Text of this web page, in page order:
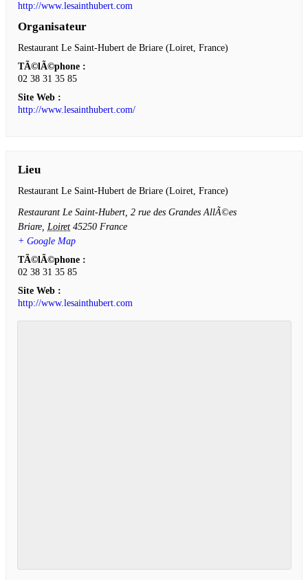
http://www.lesainthubert.com
Organisateur
Restaurant Le Saint-Hubert de Briare (Loiret, France)
TÃ©lÃ©phone :
02 38 31 35 85
Site Web :
http://www.lesainthubert.com/
Lieu
Restaurant Le Saint-Hubert de Briare (Loiret, France)
Restaurant Le Saint-Hubert, 2 rue des Grandes AllÃ©es
Briare, Loiret 45250 France
+ Google Map
TÃ©lÃ©phone :
02 38 31 35 85
Site Web :
http://www.lesainthubert.com